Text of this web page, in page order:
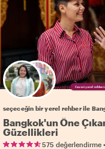
Favori yerel
seçeceğin bir yerel rehber ile
Bangkok'un Öne
Güzellikleri
575 değerlendirme•